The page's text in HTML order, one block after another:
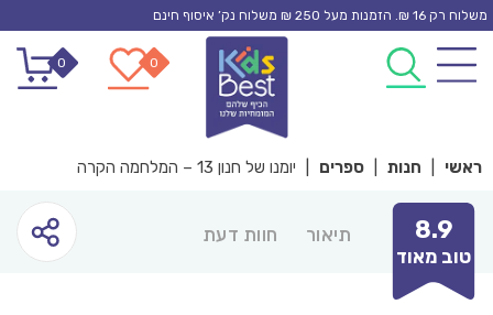
Skip
content
משלוח רק 16 ₪. הזמנות מעל 250 ₪ משלוח נק’ איסוף חינם
0
0
ראשי חנות ספרים יומנו של חנון 13 – המלחמה הקרה
8.9
טוב מאוד
תיאור חוות דעת